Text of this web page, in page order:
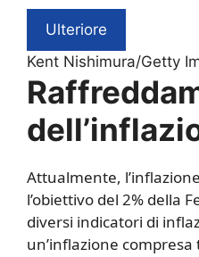
Ulteriore
Kent Nishimura/Getty
Attualmente,
l’obiettivo del 2% della
diversi indicatori di
un’inflazione compresa